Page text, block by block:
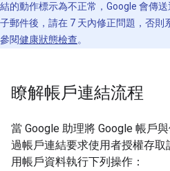
結的動作標示為不正常，Google 會傳
子郵件後，請在 7 天內修正問題，否
參閱健康狀態檢查。
瞭解帳戶連結流程
當 Google 助理將 Google 帳戶
過帳戶連結要求使用者授權存取
用帳戶資料執行下列操作：